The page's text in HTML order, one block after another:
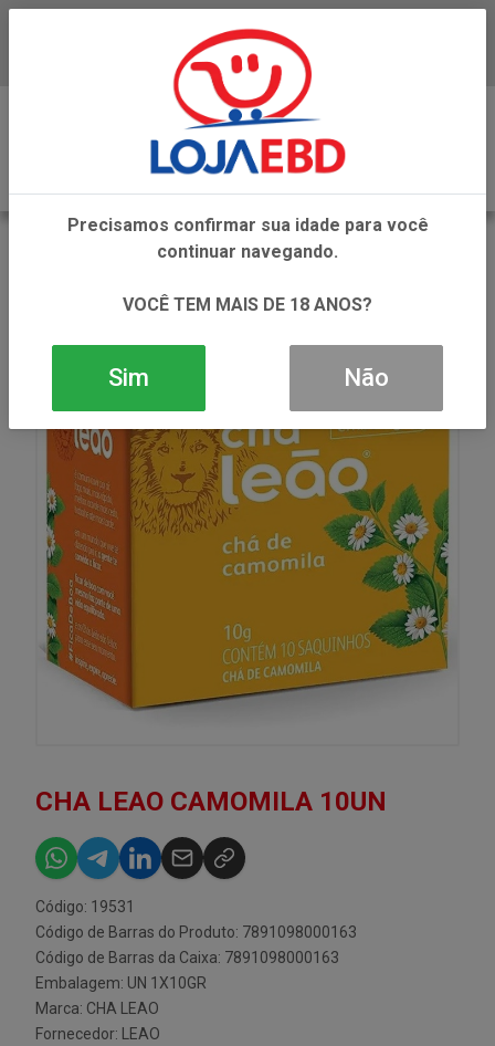
Baixe já nosso APP
REFRESCOS E CHAS
CHA LEAO CAMOMILA 10UN
Código: 19531
Código de Barras do Produto: 7891098000163
Código de Barras da Caixa: 7891098000163
Embalagem: UN 1X10GR
Marca: CHA LEAO
Fornecedor:
LEAO
Precisamos confirmar sua idade para você
continuar navegando.
VOCÊ TEM MAIS DE 18 ANOS?
Sim Não